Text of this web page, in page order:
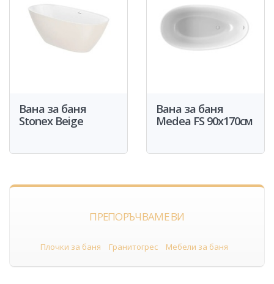
Вана за баня
Stonex Beige
Вана за баня
Medea FS 90x170см
ПРЕПОРЪЧВАМЕ ВИ
Плочки за баня Гранитогрес Мебели за баня